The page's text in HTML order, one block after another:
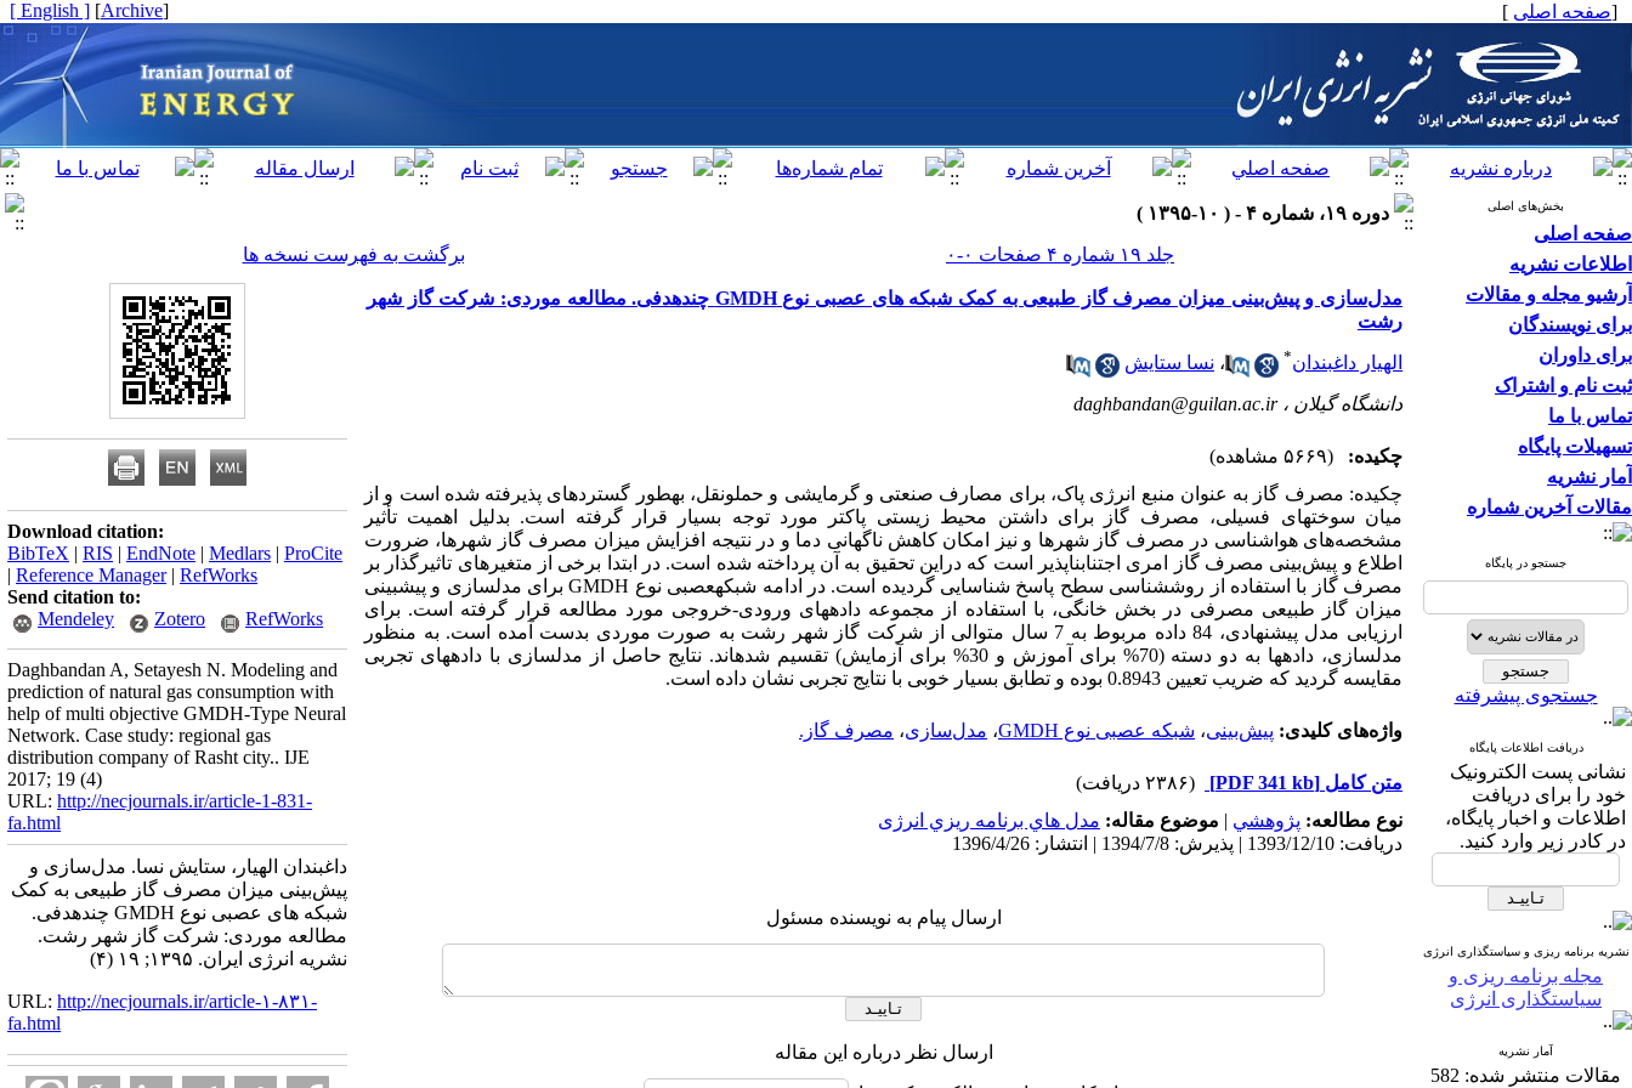
[صفحه اصلی ]
[
Archive
]
[ English ]
بخش‌های اصلی
صفحه اصلی
اطلاعات نشریه
آرشیو مجله و مقالات
برای نویسندگان
برای داوران
ثبت نام و اشتراک
تماس با ما
تسهیلات پایگاه
آمار نشریه
مقالات آخرین شماره
جستجو در پایگاه
جستجوی پیشرفته
دریافت اطلاعات پایگاه
نشانی پست الکترونیک
خود را برای دریافت
اطلاعات و اخبار پایگاه،
در کادر زیر وارد کنید.
نشریه برنامه ریزی و سیاستگذاری انرژی
مجله برنامه ریزی و
سیاستگذاری انرژی
آمار نشریه
مقالات منتشر شده: 582
دوره ۱۹، شماره ۴ - ( ۱۰-۱۳۹۵ )
جلد ۱۹ شماره ۴ صفحات ۰-۰
برگشت به فهرست نسخه ها
مدل‌سازی و پیش‌بینی میزان مصرف گاز طبیعی به کمک شبکه‌ های عصبی نوع GMDH چند‌هدفی. مطالعه موردی: شرکت گاز شهر
رشت
الهیار داغبندان* ، نسا ستایش
دانشگاه گیلان ،daghbandan@guilan.ac.ir
چکیده:
(۵۶۶۹ مشاهده)
چکیده: مصرف گاز به عنوان منبع انرژی پاک، برای مصارف صنعتی و گرمایشی و حمل‏و‏نقل، به‏طور گسترده‏ای پذیرفته شده‏ است و از
میان سوخت‏های فسیلی، مصرف گاز برای داشتن محیط‏ زیستی پاک‏تر مورد توجه بسیار قرار گرفته است. بدلیل اهمیت تأثیر
مشخصه‌های هواشناسی در مصرف گاز شهرها و نیز امکان کاهش ناگهانی دما و در نتیجه افزایش میزان مصرف گاز شهرها، ضرورت
اطلاع و پیش‌بینی مصرف گاز امری اجتناب‏ناپذیر است که دراین تحقیق به آن پرداخته شده است. در ابتدا برخی از متغیرهای تاثیرگذار بر
مصرف گاز با استفاده از روش‏شناسی سطح‏ پاسخ شناسایی گردیده است. در ادامه شبکه‏عصبی نوع GMDH برای مدل‏سازی و پیش‏بینی
میزان گاز طبیعی مصرفی در بخش خانگی، با استفاده از مجموعه داده‏های ورودی-خروجی مورد مطالعه قرار گرفته است. برای
ارزیابی مدل پیشنهادی، 84 داده مربوط به 7 سال متوالی از شرکت گاز شهر رشت به صورت موردی بدست آمده است. به منظور
مدل‏سازی، داده‏ها به دو دسته (70% برای آموزش و 30% برای آزمایش) تقسیم شده‏اند. نتایج حاصل از مدل‏سازی با داده‏های تجربی
مقایسه گردید که ضریب تعیین 0.8943 بوده و تطابق بسیار خوبی با نتایج تجربی نشان داده است.
واژه‌های کلیدی: پیش‌بینی، شبکه عصبی نوع GMDH ، مدل‌سازی، مصرف گاز.
متن کامل [PDF 341 kb]
(۲۳۸۶ دریافت)
نوع مطالعه: پژوهشي | موضوع مقاله: مدل هاي برنامه ريزي انرژی
دریافت: 1393/12/10 | پذیرش: 1394/7/8 | انتشار: 1396/4/26
ارسال پیام به نویسنده مسئول
ارسال نظر درباره این مقاله
Download citation:
BibTeX | RIS | EndNote | Medlars | ProCite
| Reference Manager| RefWorks
Send citation to:
Mendeley
Zotero RefWorks
Daghbandan A, Setayesh N. Modeling and
prediction of natural gas consumption with
help of multi objective GMDH-Type Neural
Network. Case study: regional gas
distribution company of Rasht city.. IJE
2017; 19 (4)
URL: http://necjournals.ir/article-1-831-
fa.html
داغبندان الهیار، ستایش نسا. مدل‌سازی و
پیش‌بینی میزان مصرف گاز طبیعی به کمک
شبکه‌ های عصبی نوع GMDH چند‌هدفی.
مطالعه موردی: شرکت گاز شهر رشت.
نشریه انرژی ایران. ۱۳۹۵; ۱۹ (۴)
URL: http://necjournals.ir/article-۱-۸۳۱-
fa.html